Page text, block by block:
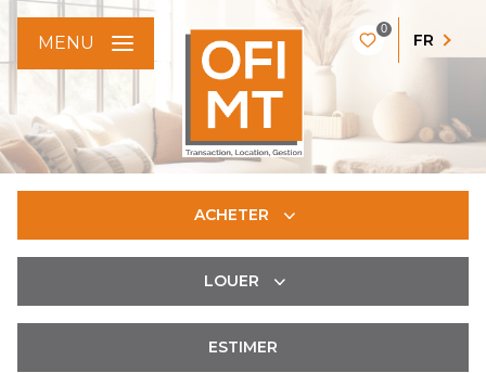
0
FR
MENU
ACHETER
De l'immo pro
LOUER
ESTIMER